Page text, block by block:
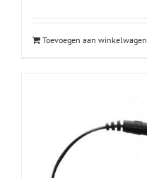
Toevoegen aan winkelwagen